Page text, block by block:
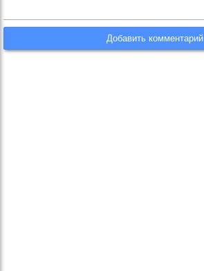
Добавить комментарий